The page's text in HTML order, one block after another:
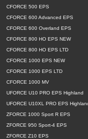
CFORCE 500 EPS
CFORCE 600 Advanced EPS
CFORCE 600 Overland EPS
CFORCE 800 HO EPS NEW
CFORCE 800 HO EPS LTD
CFORCE 1000 EPS NEW
CFORCE 1000 EPS LTD
CFORCE 1000 MV
UFORCE U10 PRO EPS Highland
UFORCE U10XL PRO EPS
ZFORCE 1000 Sport R EPS
ZFORCE 950 Sport-4 EPS
ZFORCE Z10 EPS